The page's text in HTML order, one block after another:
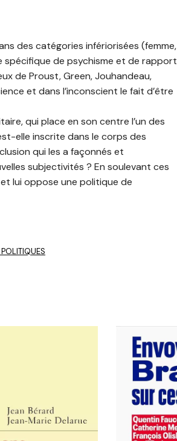
des catégories infériorisées (femme,
spécifique de psychisme et de rapport
de Proust, Green, Jouhandeau,
et dans l’inconscient le fait d’être
qui place en son centre l’un des
elle inscrite dans le corps des
qui les a façonnés et
subjectivités ? En soulevant ces
lui oppose une politique de